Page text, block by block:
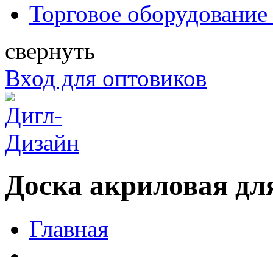
Торговое
свернуть
Вход для оптовиков
Доска акриловая
Главная